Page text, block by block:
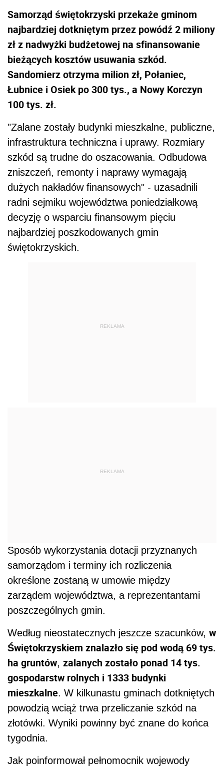
Samorząd świętokrzyski przekaże gminom
najbardziej dotkniętym przez powódź 2 miliony
zł z nadwyżki budżetowej na sfinansowanie
bieżących kosztów usuwania szkód.
Sandomierz otrzyma milion zł, Połaniec,
Łubnice i Osiek po 300 tys., a Nowy Korczyn
100 tys. zł.
"Zalane zostały budynki mieszkalne, publiczne,
infrastruktura techniczna i uprawy. Rozmiary
szkód są trudne do oszacowania. Odbudowa
zniszczeń, remonty i naprawy wymagają
dużych nakładów finansowych" - uzasadnili
radni sejmiku województwa poniedziałkową
decyzję o wsparciu finansowym pięciu
najbardziej poszkodowanych gmin
świętokrzyskich.
REKLAMA
REKLAMA
Sposób wykorzystania dotacji przyznanych
samorządom i terminy ich rozliczenia
określone zostaną w umowie między
zarządem województwa, a reprezentantami
poszczególnych gmin.
Według nieostatecznych jeszcze szacunków, w
Świętokrzyskiem znalazło się pod wodą 69 tys.
ha gruntów, zalanych zostało ponad 14 tys.
gospodarstw rolnych i 1333 budynki
mieszkalne. W kilkunastu gminach dotkniętych
powodzią wciąż trwa przeliczanie szkód na
złotówki. Wyniki powinny być znane do końca
tygodnia.
Jak poinformował pełnomocnik wojewody